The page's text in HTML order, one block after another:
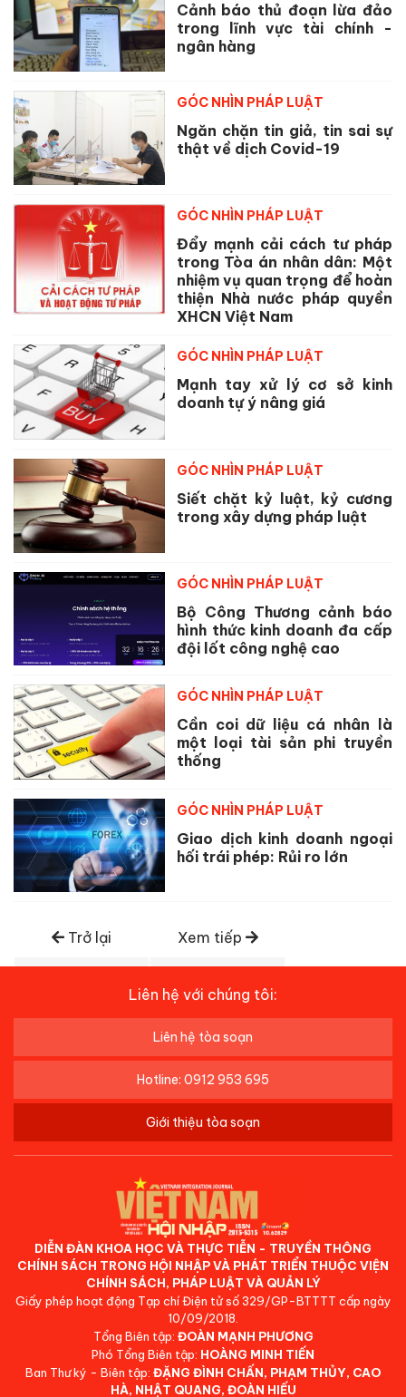
Cảnh báo thủ đoạn lừa đảo
trong lĩnh vực tài chính -
ngân hàng
GÓC NHÌN PHÁP LUẬT
Ngăn chặn tin giả, tin sai sự
thật về dịch Covid-19
GÓC NHÌN PHÁP LUẬT
Đẩy mạnh cải cách tư pháp
trong Tòa án nhân dân: Một
nhiệm vụ quan trọng để hoàn
thiện Nhà nước pháp quyền
XHCN Việt Nam
GÓC NHÌN PHÁP LUẬT
Mạnh tay xử lý cơ sở kinh
doanh tự ý nâng giá
GÓC NHÌN PHÁP LUẬT
Siết chặt kỷ luật, kỷ cương
trong xây dựng pháp luật
GÓC NHÌN PHÁP LUẬT
Bộ Công Thương cảnh báo
hình thức kinh doanh đa cấp
đội lốt công nghệ cao
GÓC NHÌN PHÁP LUẬT
Cần coi dữ liệu cá nhân là
một loại tài sản phi truyền
thống
GÓC NHÌN PHÁP LUẬT
Giao dịch kinh doanh ngoại
hối trái phép: Rủi ro lớn
Trở lại Xem tiếp
Liên hệ với chúng tôi:
Liên hệ tòa soạn
Hotline: 0912 953 695
Giới thiệu tòa soạn
DIỄN ĐÀN KHOA HỌC VÀ THỰC TIỄN - TRUYỀN THÔNG
CHÍNH SÁCH TRONG HỘI NHẬP VÀ PHÁT TRIỂN THUỘC VIỆN
CHÍNH SÁCH, PHÁP LUẬT VÀ QUẢN LÝ
Giấy phép hoạt động Tạp chí Điện tử số 329/GP-BTTTT cấp ngày
10/09/2018.
Tổng Biên tập: ĐOÀN MẠNH PHƯƠNG
Phó Tổng Biên tập: HOÀNG MINH TIẾN
Ban Thư ký - Biên tập: ĐẶNG ĐÌNH CHẤN, PHẠM THỦY, CAO
HÀ, NHẬT QUANG, ĐOÀN HIẾU